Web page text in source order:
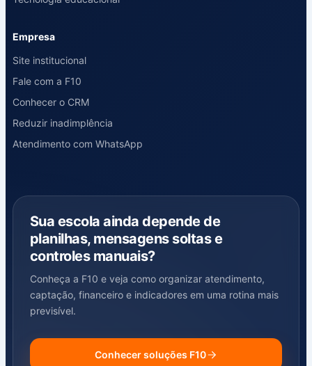
Empresa
Site institucional
Fale com a F10
Conhecer o CRM
Reduzir inadimplência
Atendimento com WhatsApp
Sua escola ainda depende de
planilhas, mensagens soltas e
controles manuais?
Conheça a F10 e veja como organizar atendimento,
captação, financeiro e indicadores em uma rotina mais
previsível.
Conhecer soluções F10